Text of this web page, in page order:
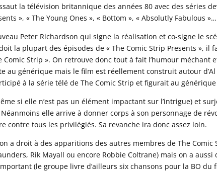
la télévision britannique des années 80 avec des séries
», « The Young Ones », « Bottom », « Absolutly Fabulous »…
Peter Richardson qui signe la réalisation et co-signe le
la plupart des épisodes de « The Comic Strip Presents », il
Strip ». On retrouve donc tout à fait l’humour méchant
au générique mais le film est réellement construit autour
à la série télé de The Comic Strip et figurait au
si elle n’est pas un élément impactant sur l’intrigue) et
elle arrive à donner corps à son personnage de
contre tous les privilégiés. Sa revanche ira donc assez loin.
a droit à des apparitions des autres membres de The Comic
Rik Mayall ou encore Robbie Coltrane) mais on a aussi
(le groupe livre d’ailleurs six chansons pour la BO du